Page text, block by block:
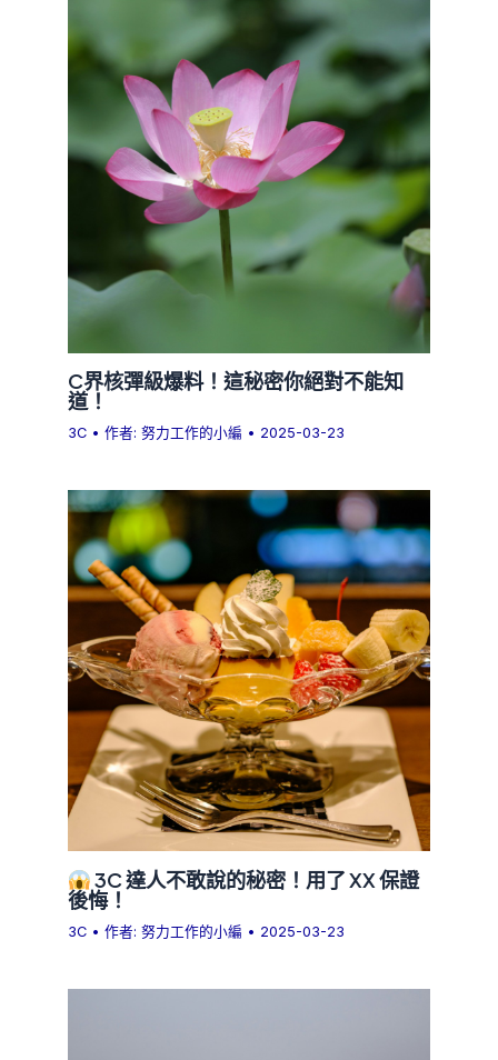
C界核彈級爆料！這秘密你絕對不能知
道！
3C • 作者:努力工作的小編 • 2025-03-23
3C 達人不敢說的秘密！用了 XX 保證
後悔！
3C • 作者:努力工作的小編 • 2025-03-23